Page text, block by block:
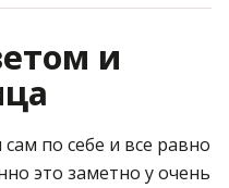
и
по себе и все равно
это заметно у очень